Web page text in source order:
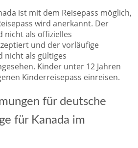
ist mit dem Reisepass möglich,
wird anerkannt. Der
nicht als offizielles
und der vorläufige
nicht als gültiges
Kinder unter 12 Jahren
Kinderreisepass einreisen.
für deutsche
für Kanada im